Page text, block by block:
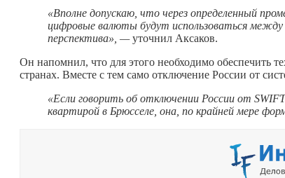
«Вполне допускаю, что через определенный
цифровые валюты будут использоваться
перспектива», —уточнил Аксаков.
Он напомнил, что для этого необходимо обеспечить
странах. Вместе с тем само отключение России от
«Если говорить об отключении России от
квартирой в Брюсселе, она, по крайней мере